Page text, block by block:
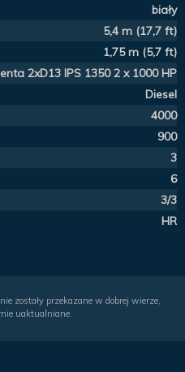
biały
5,4 m (17,7 ft)
1,75 m (5,7 ft)
2xD13 IPS 1350 2 x 1000 HP
Diesel
4000
900
3
6
3/3
HR
zostały przekazane w dobrej wierze,
uaktualniane.